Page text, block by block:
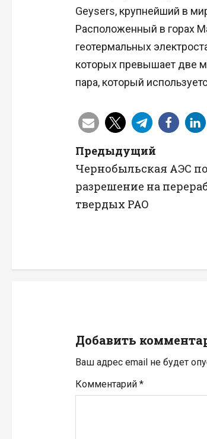
Geysers, крупнейший в
Расположенный в горах
геотермальных
которых превышает две
пара, который
Н
а
в
а
я
п
о
Предыдущий
Чернобыльская АЭС
разрешение на
твердых РАО
Добавить
Ваш адрес email не будет
Комментарий *